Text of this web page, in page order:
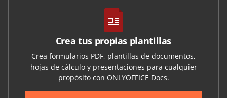
Crea tus propias plantillas
Crea formularios PDF, plantillas de documentos,
hojas de cálculo y presentaciones para cualquier
propósito con ONLYOFFICE Docs.